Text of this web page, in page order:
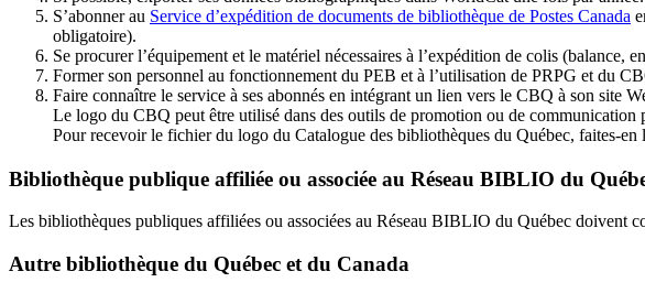
S’abonner au Service d’expédition de documents de bibliothèque de Postes Canada
obligatoire).
Se procurer l’équipement et le matériel nécessaires à l’expédition de colis (balance,
Former son personnel au fonctionnement du PEB et à l’utilisation de PRPG et du
Faire connaître le service à ses abonnés en intégrant un lien vers le CBQ à son site
Le logo du CBQ peut être utilisé dans des outils de promotion ou de communication
Pour recevoir le fichier du logo du Catalogue des bibliothèques du Québec, faites-
Bibliothèque publique affiliée ou associée au Réseau BIBLIO du
Les bibliothèques publiques affiliées ou associées au Réseau BIBLIO du Québec
Autre bibliothèque du Québec et du Canada